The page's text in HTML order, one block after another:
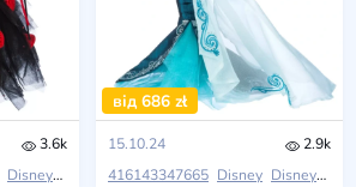
3.6k
Disney Midnight Masquerade
від 686 zł
15.10.24
2.9k
416143347665 Disney Disney